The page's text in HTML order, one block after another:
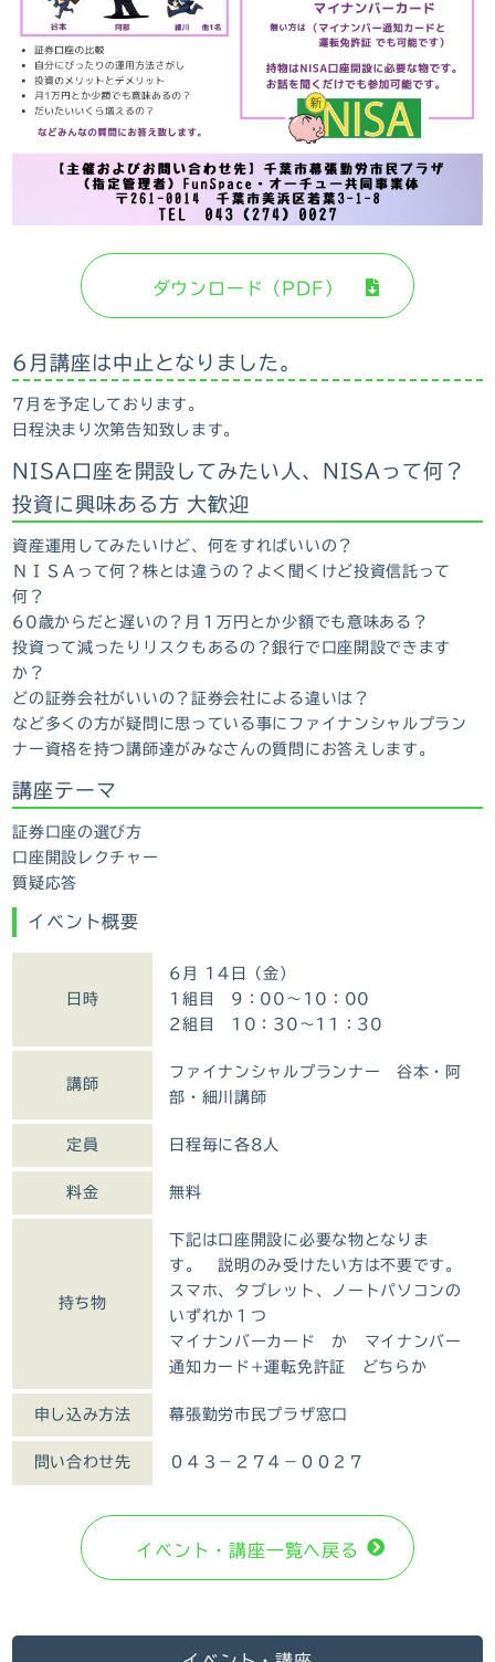
ダウンロード（PDF）
6月講座は中止となりました。
7月を予定しております。
日程決まり次第告知致します。
NISA口座を開設してみたい人、NISAって何？
投資に興味ある方 大歓迎
資産運用してみたいけど、何をすればいいの？
ＮＩＳＡって何？株とは違うの？よく聞くけど投資信託って
何？
60歳からだと遅いの？月１万円とか少額でも意味ある？
投資って減ったりリスクもあるの？銀行で口座開設できます
か？
どの証券会社がいいの？証券会社による違いは？
など多くの方が疑問に思っている事にファイナンシャルプラン
ナー資格を持つ講師達がみなさんの質問にお答えします。
講座テーマ
証券口座の選び方
口座開設レクチャー
質疑応答
イベント概要
日時
6月 14日（金）
1組目 9：00～10：00
2組目 10：30～11：30
講師
ファイナンシャルプランナー 谷本・阿
部・細川講師
定員 日程毎に各8人
料金 無料
持ち物
下記は口座開設に必要な物となりま
す。 説明のみ受けたい方は不要です。
スマホ、タブレット、ノートパソコンの
いずれか１つ
マイナンバーカード か マイナンバー
通知カード+運転免許証 どちらか
申し込み方法 幕張勤労市民プラザ窓口
問い合わせ先 ０４３－２７４－００２７
イベント・講座⼀覧へ戻る